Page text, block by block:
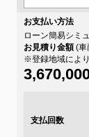
お支払い方法
ローン簡易シミ
お見積り金額(車
※登録地域によ
支払回数